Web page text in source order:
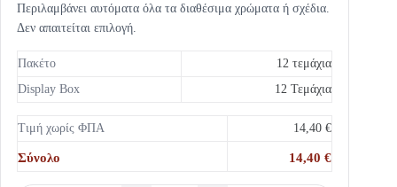
Περιλαμβάνει αυτόματα όλα τα διαθέσιμα χρώματα ή σχέδια.
Δεν απαιτείται επιλογή.
Πακέτο
12 τεμάχια
Display Box
12 Τεμάχια
Τιμή χωρίς ΦΠΑ 14,40 €
Σύνολο 14,40 €